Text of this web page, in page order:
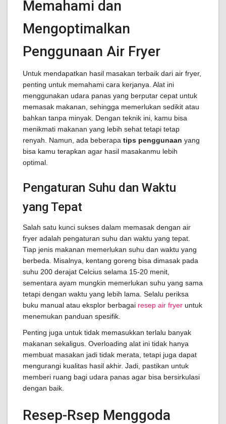
Memahami dan
Mengoptimalkan
Penggunaan Air Fryer
Untuk mendapatkan hasil masakan terbaik dari air fryer,
penting untuk memahami cara kerjanya. Alat ini
menggunakan udara panas yang berputar cepat untuk
memasak makanan, sehingga memerlukan sedikit atau
bahkan tanpa minyak. Dengan teknik ini, kamu bisa
menikmati makanan yang lebih sehat tetapi tetap
renyah. Namun, ada beberapa tips penggunaan yang
bisa kamu terapkan agar hasil masakanmu lebih
optimal.
Pengaturan Suhu dan Waktu
yang Tepat
Salah satu kunci sukses dalam memasak dengan air
fryer adalah pengaturan suhu dan waktu yang tepat.
Tiap jenis makanan memerlukan suhu dan waktu yang
berbeda. Misalnya, kentang goreng bisa dimasak pada
suhu 200 derajat Celcius selama 15-20 menit,
sementara ayam mungkin memerlukan suhu yang sama
tetapi dengan waktu yang lebih lama. Selalu periksa
buku manual atau eksplor berbagai resep air fryer untuk
menemukan panduan spesifik.
Penting juga untuk tidak memasukkan terlalu banyak
makanan sekaligus. Overloading alat ini tidak hanya
membuat masakan jadi tidak merata, tetapi juga dapat
mengurangi kualitas hasil akhir. Jadi, pastikan untuk
memberi ruang bagi udara panas agar bisa bersirkulasi
dengan baik.
Resep-Rsep Menggoda